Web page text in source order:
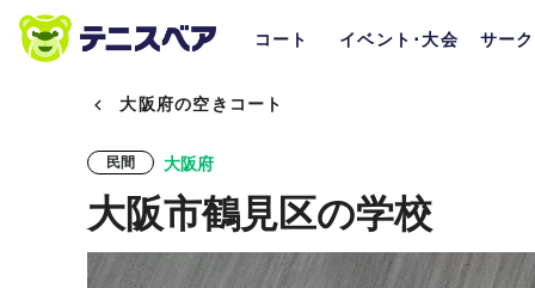
コート イベント･大会 サー
大阪府の空きコート
民間 大阪府
大阪市鶴見区の学校